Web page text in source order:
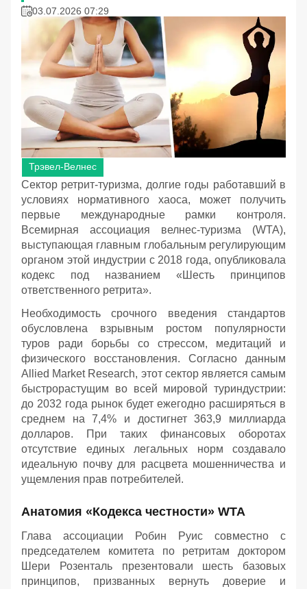
03.07.2026 07:29
Трэвел-Велнес
Сектор ретрит-туризма, долгие годы работавший в
условиях нормативного хаоса, может получить
первые международные рамки контроля.
Всемирная ассоциация велнес-туризма (WTA),
выступающая главным глобальным регулирующим
органом этой индустрии с 2018 года, опубликовала
кодекс под названием «Шесть принципов
ответственного ретрита».
Необходимость срочного введения стандартов
обусловлена взрывным ростом популярности
туров ради борьбы со стрессом, медитаций и
физического восстановления. Согласно данным
Allied Market Research, этот сектор является самым
быстрорастущим во всей мировой туриндустрии:
до 2032 года рынок будет ежегодно расширяться в
среднем на 7,4% и достигнет 363,9 миллиарда
долларов. При таких финансовых оборотах
отсутствие единых легальных норм создавало
идеальную почву для расцвета мошенничества и
ущемления прав потребителей.
Анатомия «Кодекса честности» WTA
Глава ассоциации Робин Руис совместно с
председателем комитета по ретритам доктором
Шери Розенталь презентовали шесть базовых
принципов, призванных вернуть доверие и